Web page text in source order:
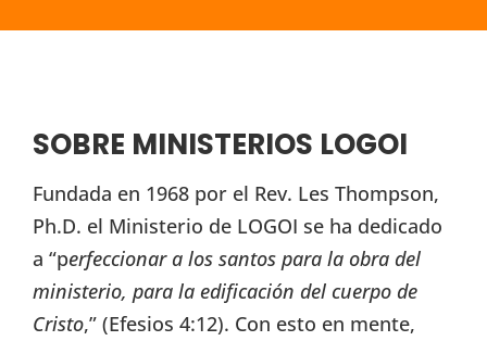
SOBRE MINISTERIOS LOGOI
Fundada en 1968 por el Rev. Les Thompson,
Ph.D. el Ministerio de LOGOI se ha dedicado
a “perfeccionar a los santos para la obra del
ministerio, para la edificación del cuerpo de
Cristo,” (Efesios 4:12). Con esto en mente,